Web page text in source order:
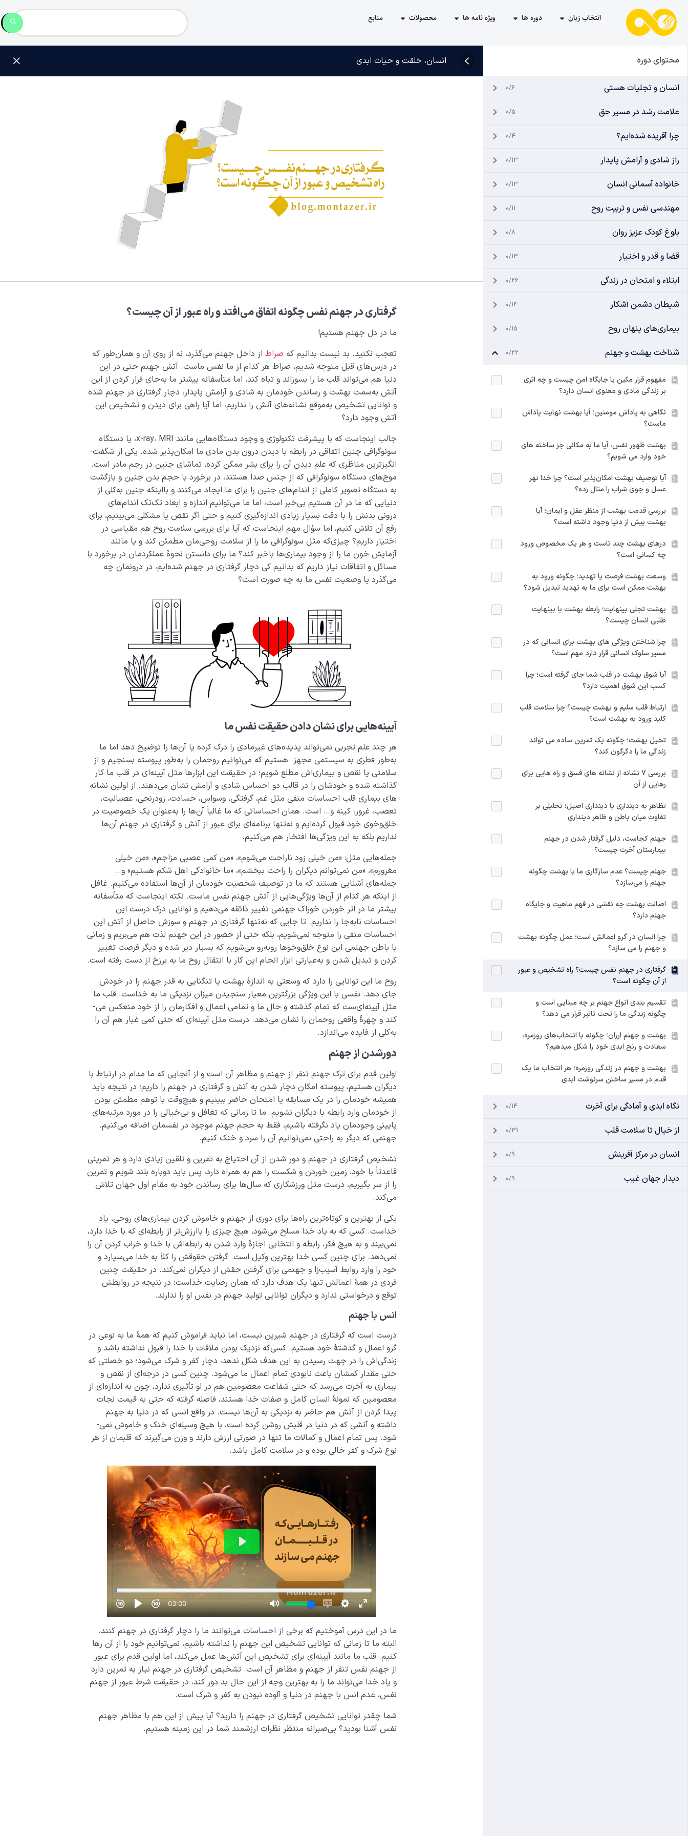
انتخاب زبان دوره ها ویژه نامه ها محصولات منابع
محتوای دوره
انسان و تجلیات هستی 0/6
علامت رشد در مسیر حق 0/5
چرا آفریده شده‌ایم؟ 0/4
راز شادی و آرامش پایدار 0/13
خانواده آسمانی انسان 0/13
مهندسی نفس و تربیت روح 0/11
بلوغ کودک عزیز روان 0/8
قضا و قدر و اختیار 0/13
ابتلاء و امتحان در زندگی 0/26
شیطان دشمن آشکار 0/14
بیماری‌های پنهان روح 0/15
شناخت بهشت و جهنم 0/22
مفهوم قرار مکین یا جایگاه امن چیست و چه اثری
بر زندگی مادی و معنوی انسان دارد؟
نگاهی به پاداش مومنین؛ آیا بهشت نهایت پاداش
ماست؟
بهشت ظهور نفس، آیا ما به مکانی جز ساخته های
خود وارد می شویم؟
آیا توصیف بهشت امکان‌پذیر است؟ چرا خدا نهر
عسل و جوی شراب را مثال زده؟
بررسی قدمت بهشت از منظر عقل و ایمان؛ آیا
بهشت پیش از دنیا وجود داشته است؟
درهای بهشت چند تاست و هر یک مخصوص ورود
چه کسانی است؟
وسعت بهشت فرصت یا تهدید؛ چگونه ورود به
بهشت ممکن است برای ما به تهدید تبدیل شود؟
بهشت تجلی بینهایت؛ رابطه بهشت با بینهایت
طلبی انسان چیست؟
چرا شناختن ویژگی های بهشت برای انسانی که در
مسیر سلوک انسانی قرار دارد مهم است؟
آیا شوق بهشت در قلب شما جای گرفته است؛ چرا
کسب این شوق اهمیت دارد؟
ارتباط قلب سلیم و بهشت چیست؟ چرا سلامت قلب
کلید ورود به بهشت است؟
تخیل بهشت؛ چگونه یک تمرین ساده می تواند
زندگی ما را دگرگون کند؟
بررسی 7 نشانه از نشانه های فسق و راه هایی برای
رهایی از آن
تظاهر به دینداری یا دینداری اصیل؛ تحلیلی بر
تفاوت میان باطن و ظاهر دینداری
جهنم کجاست، دلیل گرفتار شدن در جهنم
بیمارستان آخرت چیست؟
جهنم چیست؟ عدم سازگاری ما با بهشت چگونه
جهنم را می‌سازد؟
اصالت بهشت چه نقشی در فهم ماهیت و جایگاه
جهنم دارد؟
چرا انسان در گرو اعمالش است؛ عمل چگونه بهشت
و جهنم را می سازد؟
گرفتاری در جهنم نفس چیست؟ راه تشخیص و عبور
از آن چگونه است؟
تقسیم بندی انواع جهنم بر چه مبنایی است و
چگونه زندگی ما را تحت تاثیر قرار می دهد؟
بهشت و جهنم ارزان؛ چگونه با انتخاب‌های روزمره،
سعادت و رنج ابدی خود را شکل میدهیم؟
بهشت و جهنم در زندگی روزمره؛ هر انتخاب ما یک
قدم در مسیر ساختن سرنوشت ابدی
نگاه ابدی و آمادگی برای آخرت 0/14
از خیال تا سلامت قلب 0/31
انسان در مرکز آفرینش 0/9
دیدار جهان غیب 0/9
انسان، خلقت و حیات ابدی
گرفتاری در جهنم نفس چگونه اتفاق می‌افتد و راه عبور از آن چیست؟
ما در دل جهنم هستیم!
تعجب نکنید. بد نیست بدانیم که صراط از داخل جهنم می‌­گذرد، نه از روی آن و همان­‌طور که
در درس‌های قبل متوجه شدیم، صراط هر کدام از ما نفس ماست. آتش جهنم حتی در این
دنیا هم می‌تواند قلب ما را بسوزاند و تباه کند، اما متأسفانه بیشتر ما به‌جای فرار کردن از این
آتش به‌سمت بهشت و رساندن خودمان به شادی و آرامش پایدار، دچار گرفتاری در جهنم شده
و توانایی تشخیص به‌موقع نشانه‌­های آتش را نداریم، اما آیا راهی برای دیدن و تشخیص این
آتش وجود دارد؟
جالب اینجاست که با پیشرفت تکنولوژی و وجود دستگاه‌هایی مانند x-ray، MRI، یا دستگاه
سونوگرافی چنین اتفاقی در رابطه با دیدن درون بدن مادی ما امکان‌پذیر شده. یکی از شگفت‌­
انگیزترین مناظری که علم دیدن آن را برای بشر ممکن کرده، تماشای جنین در رحِم مادر است.
موج‌های دستگاه سونوگرافی که از جنس صدا هستند، در برخورد با حجم بدن جنین و بازگشت
به دستگاه تصویر کاملی از اندام‌­های جنین را برای ما ایجاد می‌کنند و بااینکه جنین به‌کلی از
دنیایی که ما در آن هستیم بی‌خبر است، اما ما می‌­توانیم اندازه و ابعاد تک‌تک اندام‌­های
درونی بدنش را با دقت بسیار زیادی اندازه‌گیری کنیم و حتی اگر نقص یا مشکلی می‌بینیم، برای
رفع آن تلاش کنیم، اما سؤال مهم اینجاست که آیا برای بررسی سلامت روح هم مقیاسی در
اختیار داریم؟ چیزی‌که مثل سونوگرافی ما را از سلامت روحی‌­مان مطمئن کند و یا مانند
آزمایش خون ما را از وجود بیماری­‌ها باخبر کند؟ ما برای دانستن نحوۀ عملکردمان در برخورد با
مسائل و اتفاقات نیاز داریم که بدانیم کی دچار گرفتاری در جهنم شده‌ایم، در درونمان چه
می‌گذرد یا وضعیت نفس ما به چه صورت است؟
آیینه‌هایی برای نشان دادن حقیقت نفس ما
هر چند علم تجربی نمی‌تواند پدیده‌های غیرمادی را درک کرده یا آن‌ها را توضیح دهد اما ما
به‌طور فطری به سیستمی مجهز هستیم که می‌­توانیم روحمان را به‌طور پیوسته بسنجیم و از
سلامتی یا نقص و بیماری‌اش مطلع شویم؛ در حقیقت این ابزارها مثل آیینه‌­ای در قلب ما کار
گذاشته شده و خودشان را در قالب دو احساس شادی و آرامش نشان می‌دهند. از اولین نشانه­‌
های بیماری قلب احساسات منفی مثل غم، گرفتگی، وسواس، حسادت، زودرنجی، عصبانیت،
تعصب، غرور، کینه و… است. همان احساساتی که ما غالباً آن‌ها را به‌عنوان یک خصوصیت در
خلق‌­و­خوی‌ خود قبول کرده‌­ایم و نه‌تنها برنامه‌­ای برای عبور از آتش‌‌ و گرفتاری در جهنم آن‌ها
نداریم بلکه به این ویژگی‌ها افتخار هم می‌­کنیم.
جمله‌هایی مثل: «من خیلی زود ناراحت می­‌شوم»، «من کمی عصبی مزاجم»، «من خیلی
مغرورم»، «من نمی‌توانم دیگران را راحت ببخشم»، «ما خانوادگی اهل شکم هستیم» و…
جمله‌های آشنایی هستند که ما در توصیف شخصیت خودمان از آن‌ها استفاده می‌­کنیم. غافل
از اینکه هر کدام از آن‌ها ویژگی‌­هایی از آتش جهنم نفس ماست. نکته اینجاست که متأسفانه
بیشتر ما در اثر خوردن خوراک جهنمی تغییر ذائقه می‌­دهیم و توانایی درک درست این
احساسات نابه‌جا را نداریم. تا جایی که نه‌تنها گرفتاری در جهنم و سوزش حاصل از آتش این
احساسات منفی را متوجه نمی‌­شویم، بلکه حتی از حضور در این جهنم لذت هم می­‌بریم و زمانی
با باطن جهنمی این­ نوع خلق­‌وخوها روبه‌­رو می‌­شویم که بسیار دیر شده­ و دیگر فرصت تغییر
کردن و تبدیل شدن و به‌عبارتی ابزار انجام این کار با انتقال روح ما به برزخ از دست رفته است.
روح ما این توانایی را دارد که وسعتی به اندازۀ بهشت یا تنگنایی به قدر جهنم را در خودش
جای دهد. نفسی با این ویژگی بزرگترین معیار سنجیدن میزان نزدیکی ما به خداست. قلب ما
مثل آیینه‌­ای‌ست که تمام گذشته و حال ما و تمامی اعمال و افکارمان را از خود منعکس می‌­
کند و چهرۀ واقعی روحمان را نشان می‌­دهد. درست مثل آیینه‌­ای که حتی کمی غبار هم آن را
به‌کلی از فایده می­‌اندازد.
دورشدن از جهنم
اولین قدم برای ترک جهنم تنفر از جهنم و مظاهر آن است و از آنجایی‌ که ما مدام در ارتباط با
دیگران هستیم، پیوسته امکان دچار شدن به آتش و گرفتاری در جهنم را داریم؛ در نتیجه باید
همیشه خودمان را در یک مسابقه یا امتحان حاضر ببینیم و هیچ‌­وقت با توهم مطمئن بودن
از خودمان وارد رابطه با دیگران نشویم. ما تا زمانی که تغافل و بی­‌خیالی را در مورد مرتبه‌های
پایینی وجودمان یاد نگرفته باشیم، فقط به حجم جهنم موجود در نفسمان اضافه می­‌کنیم.
جهنمی که دیگر به راحتی نمی­‌توانیم آن را سرد و خنک کنیم.
تشخیص گرفتاری در جهنم و دور شدن از آن احتیاج به تمرین و تلقین زیادی دارد و هر تمرینی
قاعدتاً با خود، زمین خوردن و شکست را هم به ‌همراه دارد، پس باید دوباره بلند شویم و تمرین
را از سر بگیریم، درست مثل ورزشکاری که سال‌ها برای رساندن خود به مقام اول جهان تلاش
می­‌کند.
یکی از بهترین و کوتاه‌­ترین راه‌­ها برای دوری از جهنم و خاموش کردن بیماری‌های روحی، یاد
خداست. کسی‌ که به یاد خدا مسلح می‌شود، هیچ ­چیزی را باارزش‌­تر از رابطه‌ای که با خدا دارد،
نمی­‌بیند و به هیچ­ فکر، رابطه و انتخابی اجازۀ وارد شدن به رابطه‌اش با خدا و خراب کردن آن را
نمی‌­دهد. برای چنین کسی خدا بهترین وکیل است. گرفتن حقوقش را کلاً به خدا می‌سپارد و
خود را وارد روابط آسیب­‌زا و جهنمی برای گرفتن حقش از دیگران نمی­‌کند. در حقیقت چنین
فردی در همۀ اعمالش تنها یک هدف دارد که همان رضایت خداست؛ در نتیجه در روابطش
توقع و درخواستی ندارد و دیگران توانایی تولید جهنم در نفس او را ندارند.
انس با جهنم
درست است که گرفتاری در جهنم شیرین نیست، اما نباید فراموش کنیم که همۀ ما به نوعی در
گرو اعمال و گذشتۀ خود هستیم. کسی‌که نزدیک بودن ملاقات با خدا را قبول نداشته باشد و
زندگی‌اش را در جهت رسیدن به این هدف شکل ندهد، دچار کفر و شرک می‌شود؛ دو خصلتی که
حتی مقدار کمشان باعث نابودی تمام اعمال ما می­‌شود. چنین کسی در درجه‌­ای از نقص و
بیماری به آخرت می‌­رسد که حتی شفاعت معصومین هم در او تأثیری ندارد، چون به اندازه‌ای از
معصومین که نمونۀ انسان کامل و صفات خدا هستند، فاصله گرفته که حتی به قیمت نجات
پیدا کردن از آتش هم حاضر به نزدیکی به آن‌ها نیست. در واقع انسی که در دنیا به جهنم
داشته و آتشی که در دنیا در قلبش روشن کرده است، با هیچ وسیله‌ای خنک و خاموش نمی‌­
شود. پس تمام اعمال و کمالات ما تنها در صورتی ارزش دارند و وزن می­‌گیرند که قلبمان از هر
نوع شرک و کفر خالی بوده و در سلامت کامل باشد.
ما در این درس آموختیم که برخی از احساسات می‌توانند ما را دچار گرفتاری در جهنم کنند،
البته ما تا زمانی که توانایی تشخیص این جهنم را نداشته باشیم، نمی‌توانیم خود را از آن رها
کنیم. قلب ما مانند آیینه‌ای برای تشخیص این آتش‌ها عمل می‌کند، اما اولین قدم برای عبور
از جهنم نفس تنفر از جهنم و مظاهر آن است. تشخیص گرفتاری در جهنم نیاز به تمرین دارد
و یاد خدا می‌تواند ما را به بهترین وجه از این حال بد دور کند، در حقیقت شرط عبور از جهنم
نفس، عدم انس با جهنم در دنیا و آلوده نبودن به کفر و شرک است.
شما چقدر توانایی تشخیص گرفتاری در جهنم را دارید؟ آیا پیش از این هم با مظاهر جهنم
نفس آشنا بودید؟ بی‌صبرانه منتظر نظرات ارزشمند شما در این زمینه هستیم.